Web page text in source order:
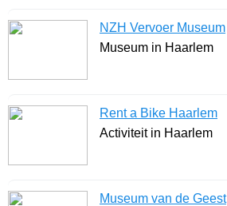
NZH Vervoer Museum
Museum in Haarlem
Rent a Bike Haarlem
Activiteit in Haarlem
Museum van de Geest